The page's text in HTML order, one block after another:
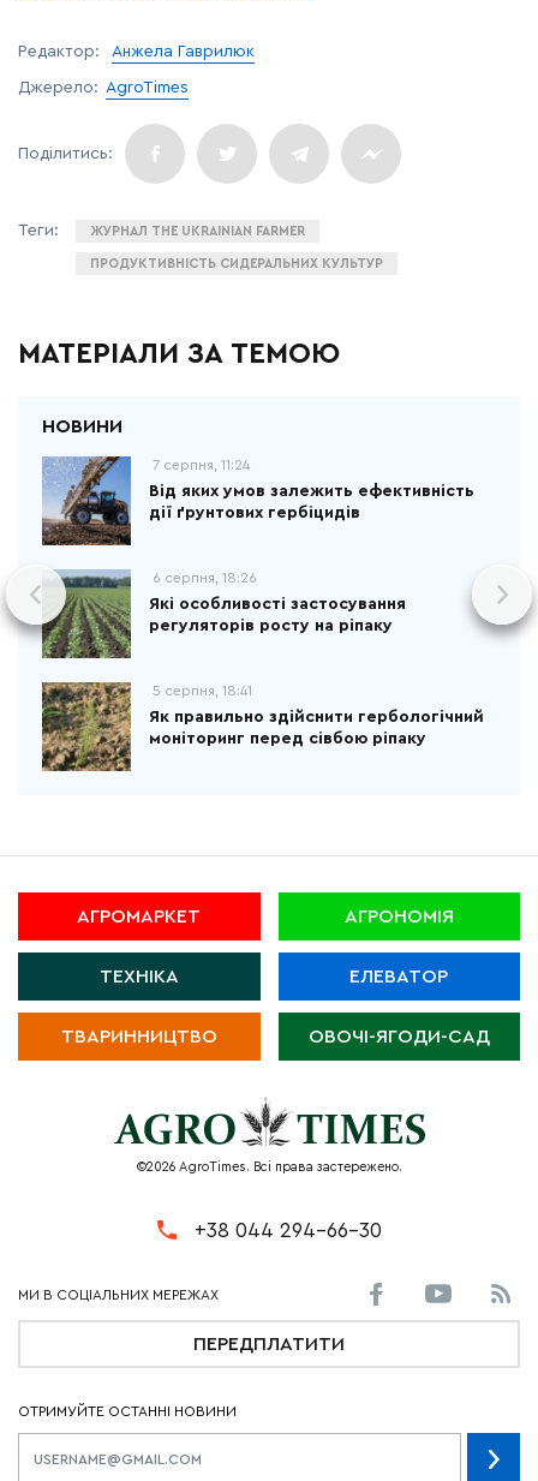
Редактор: Анжела Гаврилюк
Джерело: AgroTimes
ЖУРНАЛ THE UKRAINIAN FARMER
ПРОДУКТИВНІСТЬ СИДЕРАЛЬНИХ КУЛЬТУР
МАТЕРІАЛИ ЗА ТЕМОЮ
7 серпня, 11:24
Від яких умов залежить ефективність
дії ґрунтових гербіцидів
6 серпня, 18:26
Які особливості застосування
регуляторів росту на ріпаку
5 серпня, 18:41
Як правильно здійснити гербологічний
моніторинг перед сівбою ріпаку
АГРОМАРКЕТ АГРОНОМІЯ
ТЕХНІКА ЕЛЕВАТОР
ТВАРИННИЦТВО ОВОЧІ-ЯГОДИ-САД
©2026 AgroTimes. Всі права застережено.
+38 044 294-66-30
ПЕРЕДПЛАТИТИ
ОТРИМУЙТЕ ОСТАННІ НОВИНИ